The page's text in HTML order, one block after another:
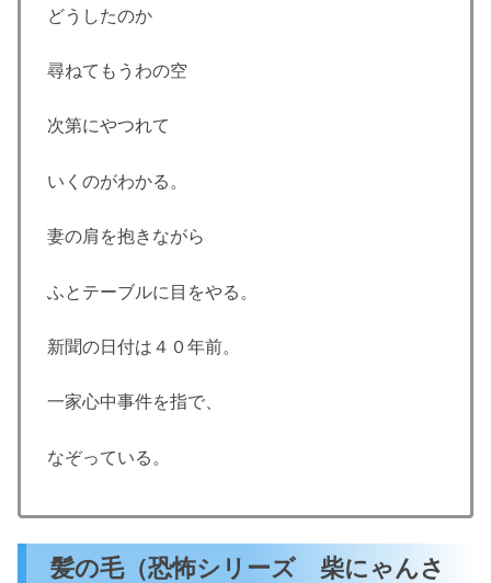
どうしたのか
尋ねてもうわの空
次第にやつれて
いくのがわかる。
妻の肩を抱きながら
ふとテーブルに目をやる。
新聞の日付は４０年前。
一家心中事件を指で、
なぞっている。
髪の毛（恐怖シリーズ 柴にゃんさ